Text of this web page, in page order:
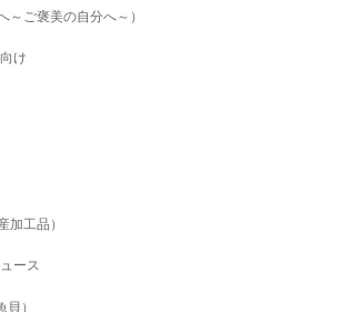
ご褒美の自分へ～）
け
加工品）
ース
）